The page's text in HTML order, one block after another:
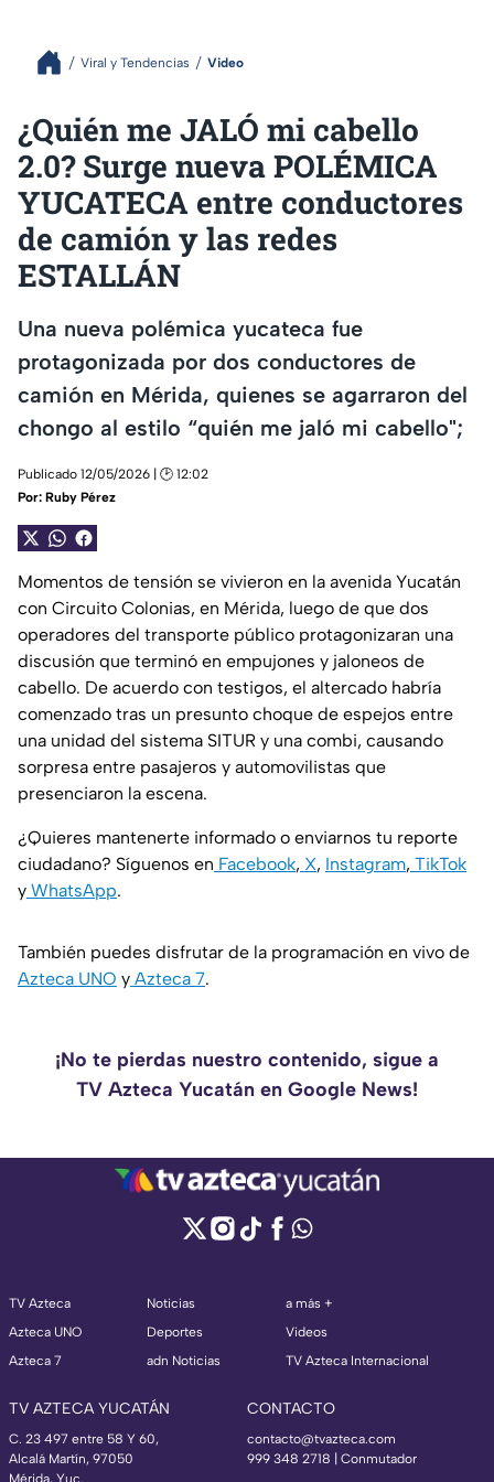
Viral y Tendencias Video
¿Quién me JALÓ mi cabello
2.0? Surge nueva POLÉMICA
YUCATECA entre conductores
de camión y las redes
ESTALLÁN
Una nueva polémica yucateca fue
protagonizada por dos conductores de
camión en Mérida, quienes se agarraron del
chongo al estilo “quién me jaló mi cabello";
Publicado 12/05/2026 | 🕑 12:02
Por: Ruby Pérez
Momentos de tensión se vivieron en la avenida Yucatán
con Circuito Colonias, en Mérida, luego de que dos
operadores del transporte público protagonizaran una
discusión que terminó en empujones y jaloneos de
cabello. De acuerdo con testigos, el altercado habría
comenzado tras un presunto choque de espejos entre
una unidad del sistema SITUR y una combi, causando
sorpresa entre pasajeros y automovilistas que
presenciaron la escena.
¿Quieres mantenerte informado o enviarnos tu reporte
ciudadano? Síguenos en Facebook, X, Instagram, TikTok
y WhatsApp.
También puedes disfrutar de la programación en vivo de
Azteca UNO y Azteca 7.
¡No te pierdas nuestro contenido, sigue a
TV Azteca Yucatán en Google News!
TV Azteca
Azteca UNO
Azteca 7
Noticias
Deportes
adn Noticias
a más +
Videos
TV Azteca Internacional
TV AZTECA YUCATÁN
C. 23 497 entre 58 Y 60,
Alcalá Martín, 97050
Mérida, Yuc.
CONTACTO
contacto@tvazteca.com
999 348 2718 | Conmutador